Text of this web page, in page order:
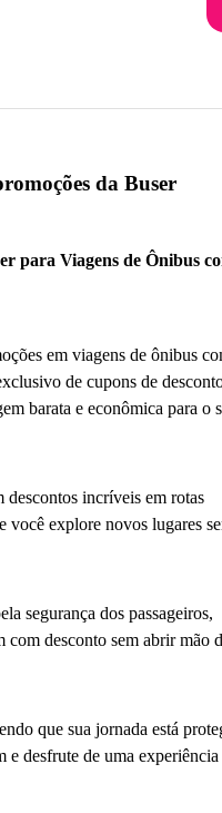
da Buser
para Viagens de Ônibus
em viagens de ônibus
de cupons de
barata e econômica para o
descontos incríveis em rotas
você explore novos lugares
segurança dos passageiros,
desconto sem abrir mão
que sua jornada está
e desfrute de uma experiência